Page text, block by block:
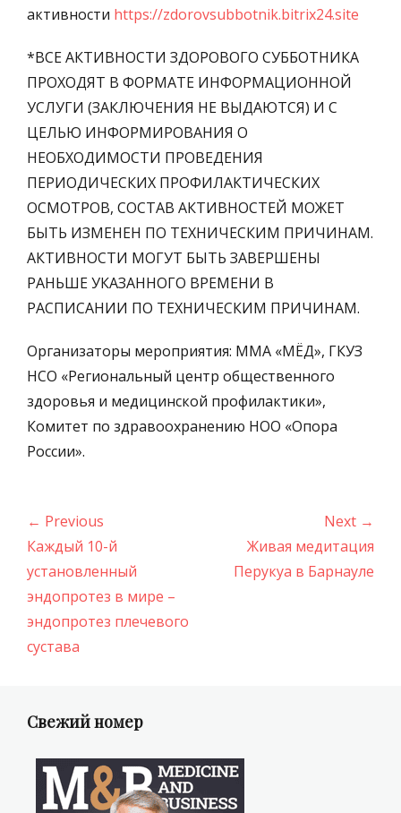
активности https://zdorovsubbotnik.bitrix24.site
*ВСЕ АКТИВНОСТИ ЗДОРОВОГО СУББОТНИКА
ПРОХОДЯТ В ФОРМАТЕ ИНФОРМАЦИОННОЙ
УСЛУГИ (ЗАКЛЮЧЕНИЯ НЕ ВЫДАЮТСЯ) И С
ЦЕЛЬЮ ИНФОРМИРОВАНИЯ О
НЕОБХОДИМОСТИ ПРОВЕДЕНИЯ
ПЕРИОДИЧЕСКИХ ПРОФИЛАКТИЧЕСКИХ
ОСМОТРОВ, СОСТАВ АКТИВНОСТЕЙ МОЖЕТ
БЫТЬ ИЗМЕНЕН ПО ТЕХНИЧЕСКИМ ПРИЧИНАМ.
АКТИВНОСТИ МОГУТ БЫТЬ ЗАВЕРШЕНЫ
РАНЬШЕ УКАЗАННОГО ВРЕМЕНИ В
РАСПИСАНИИ ПО ТЕХНИЧЕСКИМ ПРИЧИНАМ.
Организаторы мероприятия: ММА «МЁД», ГКУЗ
НСО «Региональный центр общественного
здоровья и медицинской профилактики»,
Комитет по здравоохранению НОО «Опора
России».
Навигация
по
записям
← Previous
Previous
post:
Каждый 10-й
установленный
эндопротез в мире –
эндопротез плечевого
сустава
Next →
Живая медитация
Перукуа в Барнауле
Свежий номер